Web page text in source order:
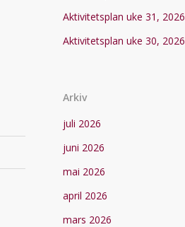
Aktivitetsplan uke 31, 2026
Aktivitetsplan uke 30, 2026
Arkiv
juli 2026
juni 2026
mai 2026
april 2026
mars 2026